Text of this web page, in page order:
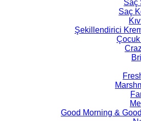
Saç
Saç
Good Morning &